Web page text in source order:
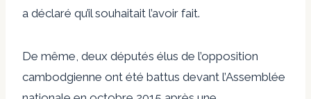
a déclaré qu’il souhaitait l’avoir fait.
De même, deux députés élus de l’opposition
cambodgienne ont été battus devant l’Assemblée